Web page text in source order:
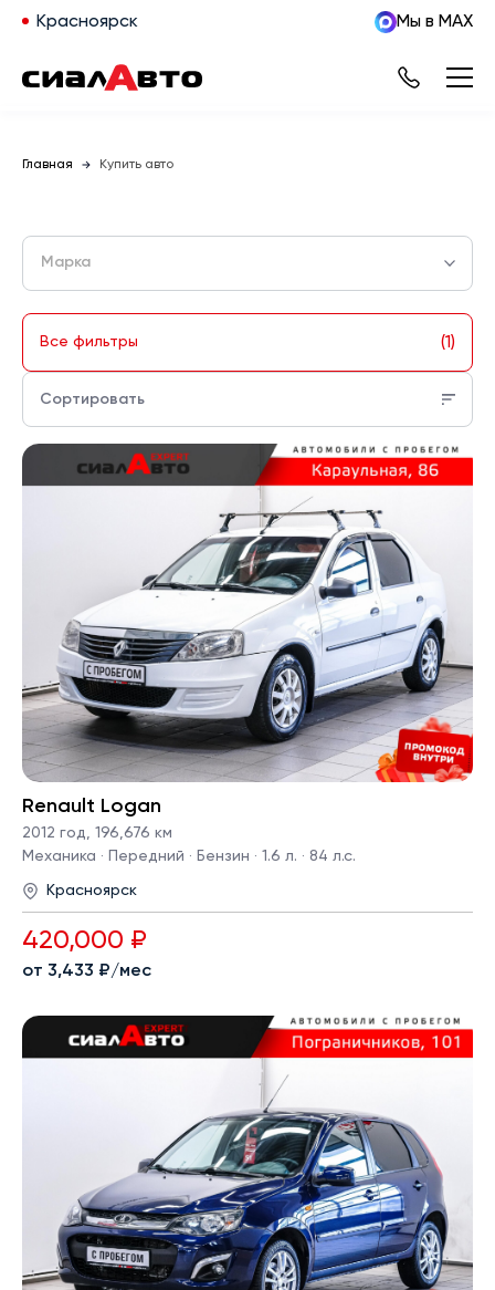
Красноярск Мы в MAX
Главная Купить авто
Марка
Все фильтры (1)
Сортировать
Renault Logan
2012 год, 196,676 км
Механика · Передний · Бензин · 1.6 л. · 84 л.с.
Красноярск
420,000 ₽
от 3,433 ₽/мес